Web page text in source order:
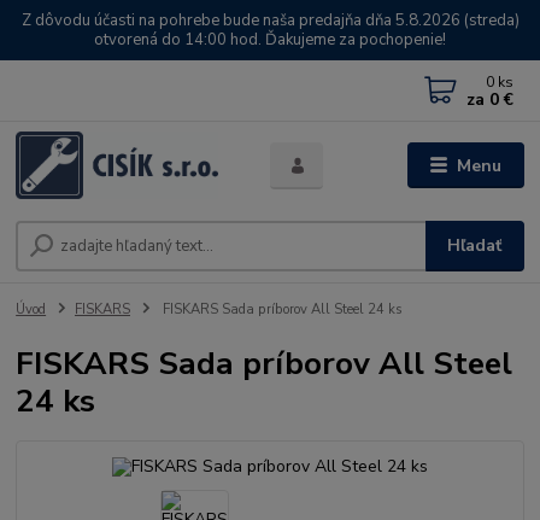
Z dôvodu účasti na pohrebe bude naša predajňa dňa 5.8.2026 (streda)
otvorená do 14:00 hod. Ďakujeme za pochopenie!
Menu
Hľadať
0 ks
za 0 €
Úvod FISKARS FISKARS Sada príborov All Steel 24 ks
FISKARS Sada príborov All Steel
24 ks